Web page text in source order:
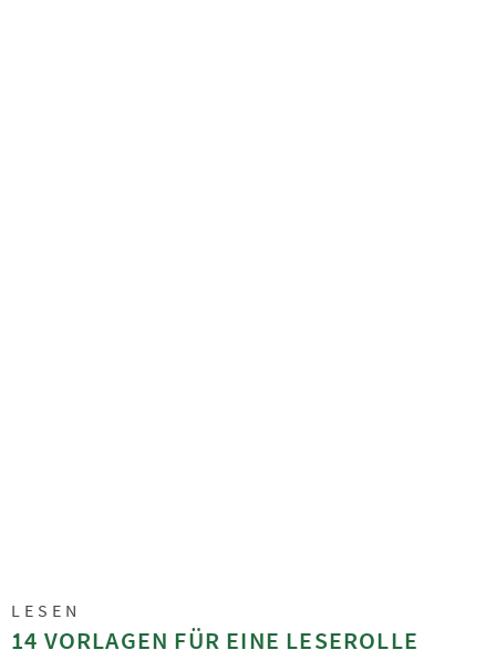
LESEN
14 VORLAGEN FÜR EINE LESEROLLE